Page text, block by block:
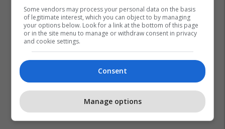
Some vendors may process your personal data on the basis
of legitimate interest, which you can object to by managing
your options below. Look for a link at the bottom of this page
or in the site menu to manage or withdraw consent in privacy
and cookie settings.
Consent
Manage options